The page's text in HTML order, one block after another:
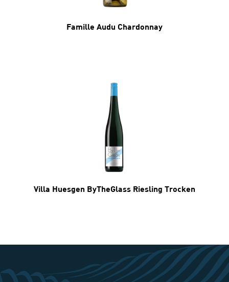
Famille Audu Chardonnay
Villa Huesgen ByTheGlass Riesling Trocken